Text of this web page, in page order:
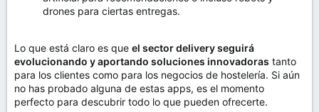
drones para ciertas entregas.
Lo que está claro es que el sector delivery seguirá
evolucionando y aportando soluciones innovadoras tanto
para los clientes como para los negocios de hostelería. Si aún
no has probado alguna de estas apps, es el momento
perfecto para descubrir todo lo que pueden ofrecerte.